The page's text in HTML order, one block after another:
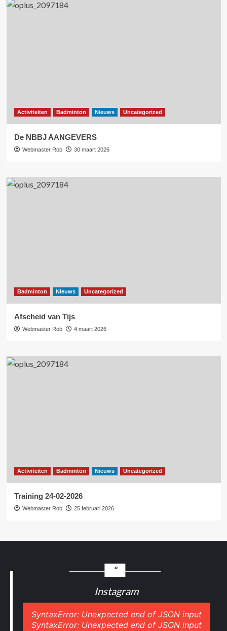
Activiteiten Badminton Nieuws Uncategorized
De NBBJ AANGEVERS
Webmaster Rob 30 maart 2026
Badminton Nieuws Uncategorized
Afscheid van Tijs
Webmaster Rob 4 maart 2026
Activiteiten Badminton Nieuws Uncategorized
Training 24-02-2026
Webmaster Rob 25 februari 2026
Instagram
SyntaxError: Unexpected end of JSON input
SyntaxError: Unexpected end of JSON input